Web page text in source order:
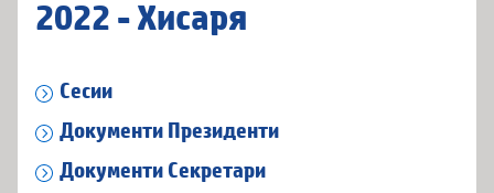
Сесии
Документи Президенти
Документи Секретари
2022 - Хисаря